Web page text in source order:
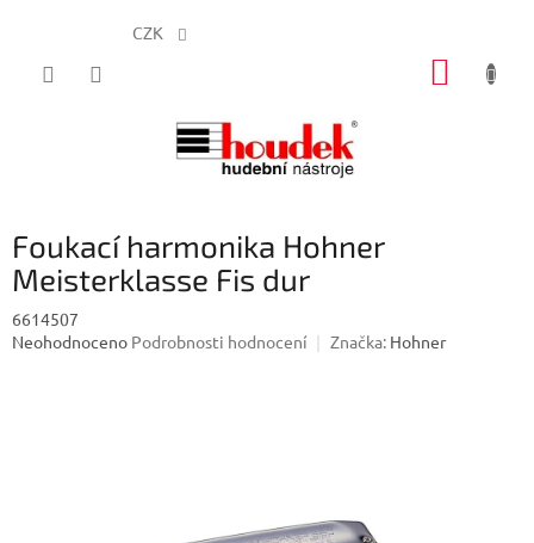
CZK
Foukací harmonika Hohner
Meisterklasse Fis dur
6614507
Průměrné
Neohodnoceno Podrobnosti hodnocení Značka: Hohner